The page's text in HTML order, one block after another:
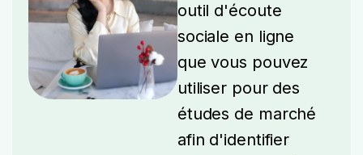
outil d'écoute
sociale en ligne
que vous pouvez
utiliser pour des
études de marché
afin d'identifier